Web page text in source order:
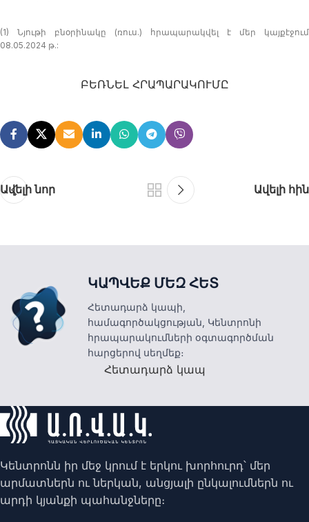
(1) Նյութի բնօրինակը (ռուս.) հրապարակվել է մեր կայքէջում
08.05.2024 թ.:
ԲԵՌՆԵԼ ՀՐԱՊԱՐԱԿՈՒՄԸ
Ավելի նոր Ավելի հին
ԿԱՊՎԵՔ ՄԵԶ ՀԵՏ
Հետադարձ կապի,
համագործակցության, Կենտրոնի
հրապարակումների օգտագործման
հարցերով սեղմեք։
Հետադարձ կապ
Կենտրոնն իր մեջ կրում է երկու խորհուրդ՝ մեր
արմատներն ու ներկան, անցյալի ընկալումներն ու
արդի կյանքի պահանջները։